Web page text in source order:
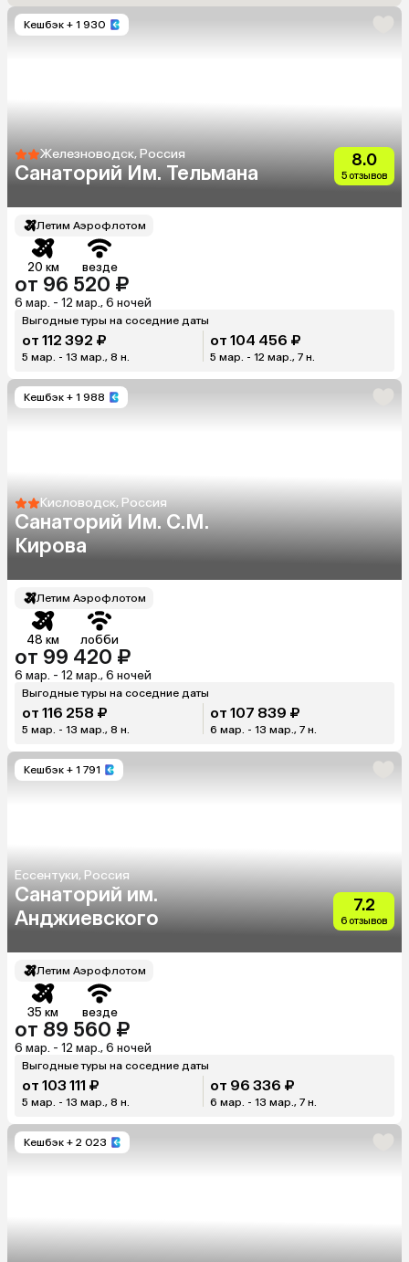
Кешбэк + 1 930
Железноводск, Россия
Санаторий Им. Тельмана
8.0
5 отзывов
Летим Аэрофлотом
20 км везде
от 96 520 ₽
6 мар. - 12 мар., 6 ночей
Выгодные туры на соседние даты
от 112 392 ₽
5 мар. - 13 мар., 8 н.
от 104 456 ₽
5 мар. - 12 мар., 7 н.
Кешбэк + 1 988
Кисловодск, Россия
Санаторий Им. С.М.
Кирова
Летим Аэрофлотом
48 км лобби
от 99 420 ₽
6 мар. - 12 мар., 6 ночей
Выгодные туры на соседние даты
от 116 258 ₽
5 мар. - 13 мар., 8 н.
от 107 839 ₽
6 мар. - 13 мар., 7 н.
Кешбэк + 1 791
Ессентуки, Россия
Санаторий им.
Анджиевского
7.2
6 отзывов
Летим Аэрофлотом
35 км везде
от 89 560 ₽
6 мар. - 12 мар., 6 ночей
Выгодные туры на соседние даты
от 103 111 ₽
5 мар. - 13 мар., 8 н.
от 96 336 ₽
6 мар. - 13 мар., 7 н.
Кешбэк + 2 023